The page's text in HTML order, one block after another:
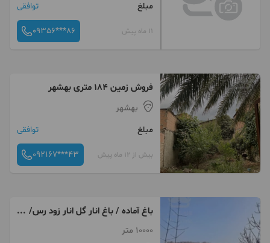
مبلغ
توافقی
11 ماه پیش 09356***86
فروش زمین ۱۸۴ متری بهشهر
بهشهر
مبلغ
توافقی
بیش از 12 ماه پیش 092167***43
باغ آماده / باغ انار گل انار زود رس/
سرمایه گذاری باغداری
10000 متر